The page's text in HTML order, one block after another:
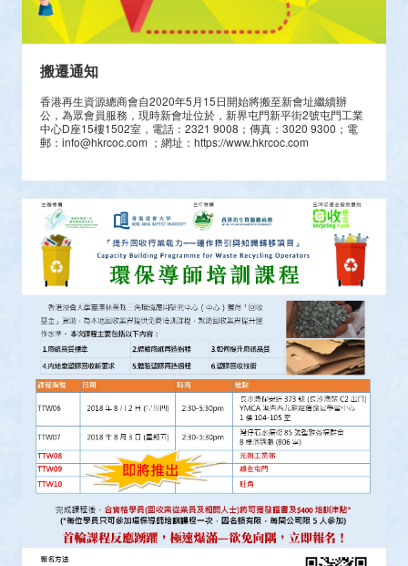
搬遷通知
香港再生資源總商會自2020年5月15日開始將搬至新會址繼續辦
公，為眾會員服務，現時新會址位於，新界屯門新平街2號屯門工業
中心D座15樓1502室，電話：2321 9008；傳真：3020 9300；電
郵：info@hkrcoc.com ；網址：https://www.hkrcoc.com